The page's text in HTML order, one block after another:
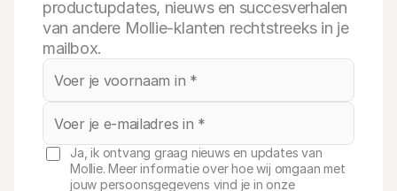
productupdates, nieuws en succesverhalen
van andere Mollie-klanten rechtstreeks in je
mailbox.
Ja, ik ontvang graag nieuws en updates van
Mollie. Meer informatie over hoe wij omgaan met
jouw persoonsgegevens vind je in onze